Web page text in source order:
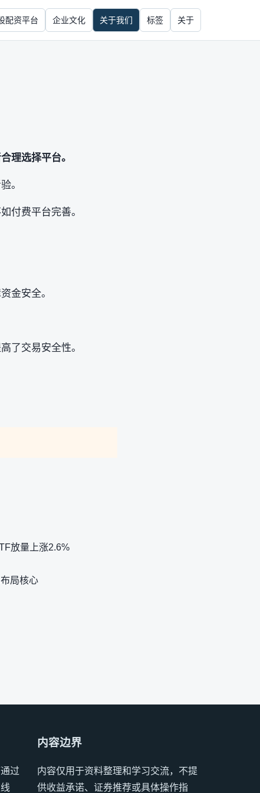
配资平台 企业文化 关于我们 标签 关于
理选择平台。
。
付费平台完善。
金安全。
了交易安全性。
放量上涨2.6%
局核心
过
内容边界
内容仅用于资料整理和学习交流，不提
供收益承诺、证券推荐或具体操作指